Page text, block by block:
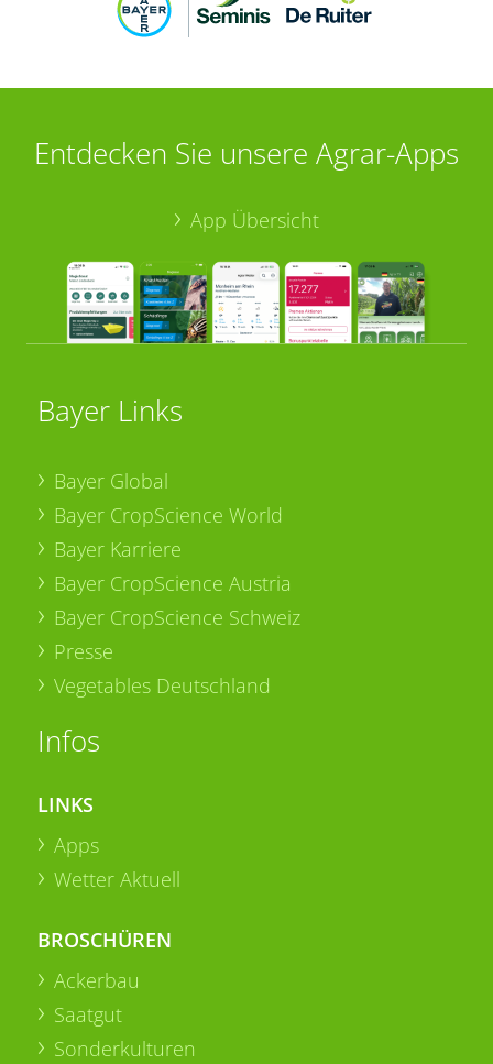
Entdecken Sie unsere Agrar-Apps
App Übersicht
Bayer Links
Bayer Global
Bayer CropScience World
Bayer Karriere
Bayer CropScience Austria
Bayer CropScience Schweiz
Presse
Vegetables Deutschland
Infos
LINKS
Apps
Wetter Aktuell
BROSCHÜREN
Ackerbau
Saatgut
Sonderkulturen